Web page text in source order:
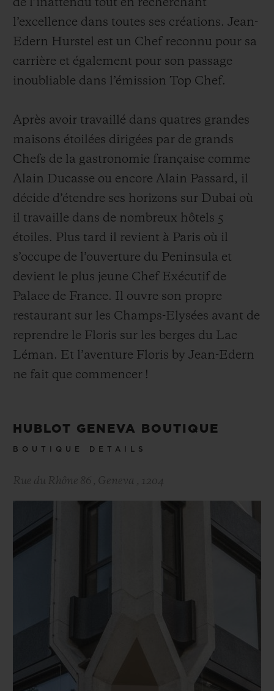
de l’inattendu tout en recherchant
l’excellence dans toutes ses créations. Jean-
Edern Hurstel est un Chef reconnu pour sa
carrière et également pour son passage
inoubliable dans l’émission Top Chef.
Après avoir travaillé dans quatres grandes
maisons étoilées dirigées par de grands
Chefs de la gastronomie française comme
Alain Ducasse ou encore Alain Passard, il
décide d’étendre ses horizons sur Dubai où
il travaille dans de nombreux hôtels 5
étoiles. Plus tard il revient à Paris où il
s’occupe de l’ouverture du Peninsula et
devient le plus jeune Chef Exécutif de
Palace de France. Il ouvre son propre
restaurant sur les Champs-Elysées avant de
reprendre le Floris sur les berges du Lac
Léman. Et l’aventure Floris by Jean-Edern
ne fait que commencer !
HUBLOT GENEVA BOUTIQUE
BOUTIQUE DETAILS
Rue du Rhône 86 , Geneva , 1204